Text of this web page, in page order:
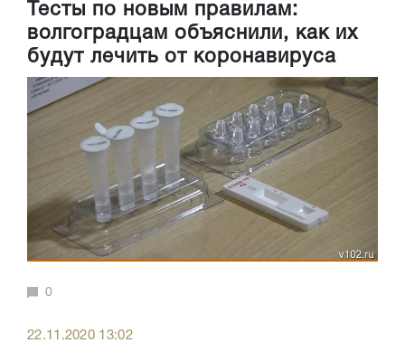
Тесты по новым правилам:
волгоградцам объяснили, как их
будут лечить от коронавируса
0
22.11.2020 13:02